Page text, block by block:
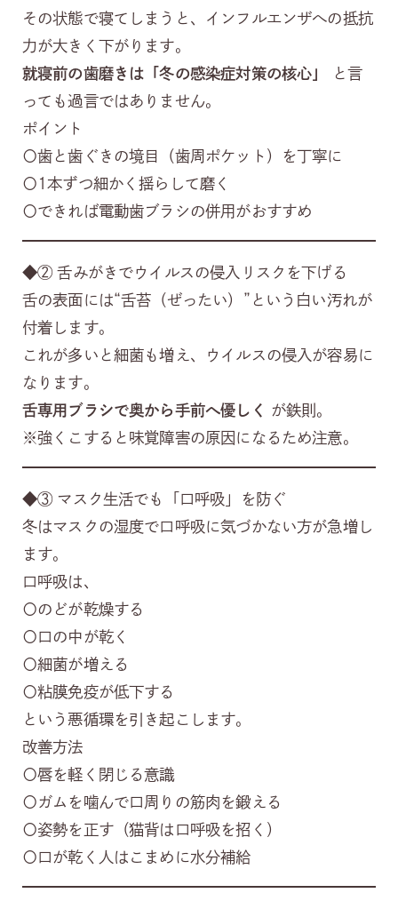
その状態で寝てしまうと、インフルエンザへの抵抗
力が大きく下がります。
就寝前の歯磨きは「冬の感染症対策の核心」
と言
っても過言ではありません。
ポイント
〇歯と歯ぐきの境目（歯周ポケット）を丁寧に
〇1本ずつ細かく揺らして磨く
〇できれば電動歯ブラシの併用がおすすめ
◆② 舌みがきでウイルスの侵入リスクを下げる
舌の表面には“舌苔（ぜったい）”という白い汚れが
付着します。
これが多いと細菌も増え、ウイルスの侵入が容易に
なります。
舌専用ブラシで奥から手前へ優しく
が鉄則。
※強くこすると味覚障害の原因になるため注意。
◆③ マスク生活でも「口呼吸」を防ぐ
冬はマスクの湿度で口呼吸に気づかない方が急増し
ます。
口呼吸は、
〇のどが乾燥する
〇口の中が乾く
〇細菌が増える
〇粘膜免疫が低下する
という悪循環を引き起こします。
改善方法
〇唇を軽く閉じる意識
〇ガムを噛んで口周りの筋肉を鍛える
〇姿勢を正す（猫背は口呼吸を招く）
〇口が乾く人はこまめに水分補給